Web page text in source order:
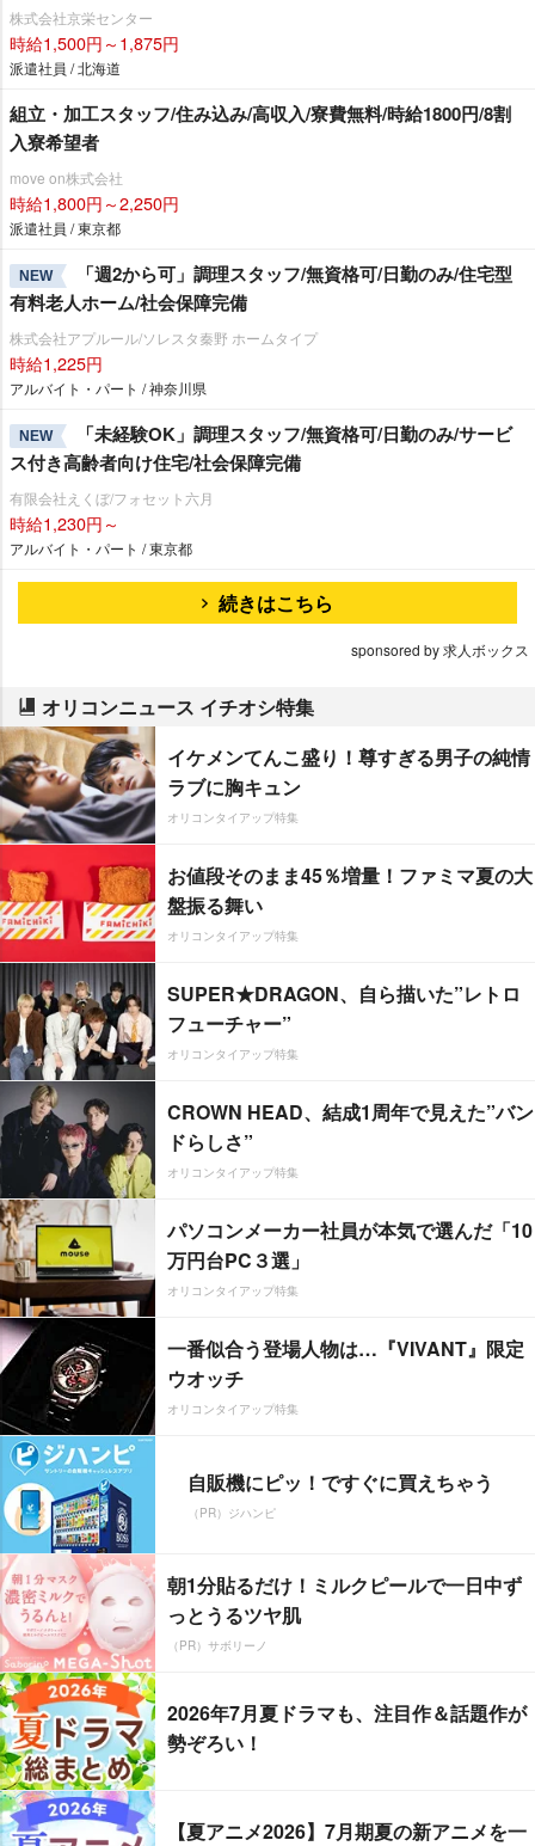
株式会社京栄センター
時給1,500円～1,875円
派遣社員 / 北海道
組立・加工スタッフ/住み込み/高収入/寮費無料/時給1800円/8割
入寮希望者
move on株式会社
時給1,800円～2,250円
派遣社員 / 東京都
NEW
「週2から可」調理スタッフ/無資格可/日勤のみ/住宅型
有料老人ホーム/社会保障完備
株式会社アプルール/ソレスタ秦野 ホームタイプ
時給1,225円
アルバイト・パート / 神奈川県
NEW
「未経験OK」調理スタッフ/無資格可/日勤のみ/サービ
ス付き高齢者向け住宅/社会保障完備
有限会社えくぼ/フォセット六月
時給1,230円～
アルバイト・パート / 東京都
続きはこちら
sponsored by 求人ボックス
オリコンニュース イチオシ特集
イケメンてんこ盛り！尊すぎる男子の純情
ラブに胸キュン
オリコンタイアップ特集
お値段そのまま45％増量！ファミマ夏の大
盤振る舞い
オリコンタイアップ特集
SUPER★DRAGON、自ら描いた”レトロ
フューチャー”
オリコンタイアップ特集
CROWN HEAD、結成1周年で見えた”バン
ドらしさ”
オリコンタイアップ特集
パソコンメーカー社員が本気で選んだ「10
万円台PC３選」
オリコンタイアップ特集
一番似合う登場人物は…『VIVANT』限定
ウオッチ
オリコンタイアップ特集
自販機にピッ！ですぐに買えちゃう
（PR）ジハンピ
朝1分貼るだけ！ミルクピールで一日中ず
っとうるツヤ肌
（PR）サボリーノ
2026年7月夏ドラマも、注目作＆話題作が
勢ぞろい！
【夏アニメ2026】7月期夏の新アニメを一